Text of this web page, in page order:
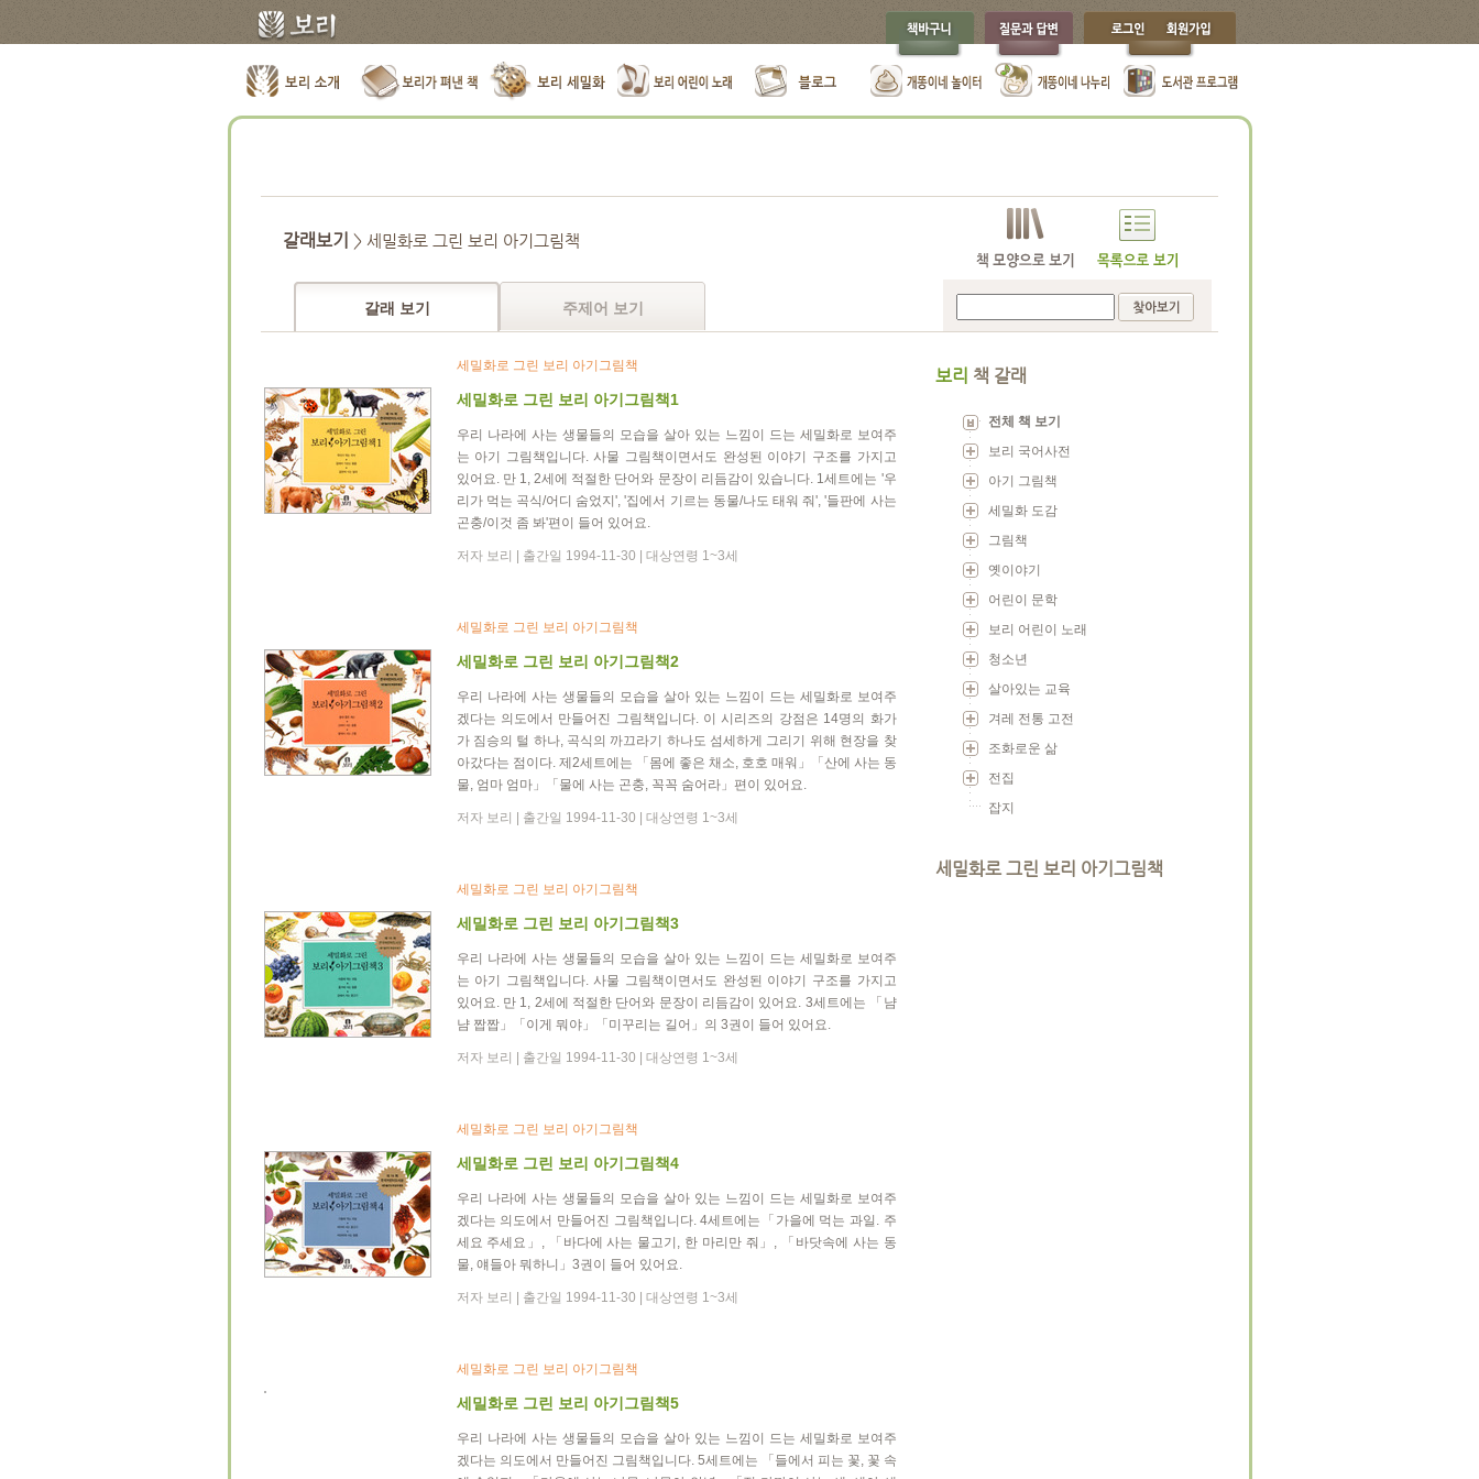
갈래보기 > 세밀화로 그린 보리 아기그림책
갈래 보기 주제어 보기
세밀화로 그린 보리 아기그림책
세밀화로 그린 보리 아기그림책1
우리 나라에 사는 생물들의 모습을 살아 있는 느낌이 드는 세밀화로 보여주
는 아기 그림책입니다. 사물 그림책이면서도 완성된 이야기 구조를 가지고
있어요. 만 1, 2세에 적절한 단어와 문장이 리듬감이 있습니다. 1세트에는 '우
리가 먹는 곡식/어디 숨었지', '집에서 기르는 동물/나도 태워 줘', '들판에 사는
곤충/이것 좀 봐'편이 들어 있어요.
저자 보리 | 출간일 1994-11-30 | 대상연령 1~3세
세밀화로 그린 보리 아기그림책
세밀화로 그린 보리 아기그림책2
우리 나라에 사는 생물들의 모습을 살아 있는 느낌이 드는 세밀화로 보여주
겠다는 의도에서 만들어진 그림책입니다. 이 시리즈의 강점은 14명의 화가
가 짐승의 털 하나, 곡식의 까끄라기 하나도 섬세하게 그리기 위해 현장을 찾
아갔다는 점이다. 제2세트에는 「몸에 좋은 채소, 호호 매워」「산에 사는 동
물, 엄마 엄마」「물에 사는 곤충, 꼭꼭 숨어라」편이 있어요.
저자 보리 | 출간일 1994-11-30 | 대상연령 1~3세
세밀화로 그린 보리 아기그림책
세밀화로 그린 보리 아기그림책3
우리 나라에 사는 생물들의 모습을 살아 있는 느낌이 드는 세밀화로 보여주
는 아기 그림책입니다. 사물 그림책이면서도 완성된 이야기 구조를 가지고
있어요. 만 1, 2세에 적절한 단어와 문장이 리듬감이 있어요. 3세트에는 「냠
냠 짭짭」「이게 뭐야」「미꾸리는 길어」의 3권이 들어 있어요.
저자 보리 | 출간일 1994-11-30 | 대상연령 1~3세
세밀화로 그린 보리 아기그림책
세밀화로 그린 보리 아기그림책4
우리 나라에 사는 생물들의 모습을 살아 있는 느낌이 드는 세밀화로 보여주
겠다는 의도에서 만들어진 그림책입니다. 4세트에는「가을에 먹는 과일. 주
세요 주세요」, 「바다에 사는 물고기, 한 마리만 줘」, 「바닷속에 사는 동
물, 얘들아 뭐하니」3권이 들어 있어요.
저자 보리 | 출간일 1994-11-30 | 대상연령 1~3세
세밀화로 그린 보리 아기그림책
세밀화로 그린 보리 아기그림책5
우리 나라에 사는 생물들의 모습을 살아 있는 느낌이 드는 세밀화로 보여주
겠다는 의도에서 만들어진 그림책입니다. 5세트에는 「들에서 피는 꽃, 꽃 속
보리 책 갈래
전체 책 보기
보리 국어사전
아기 그림책
세밀화 도감
그림책
옛이야기
어린이 문학
보리 어린이 노래
청소년
살아있는 교육
겨레 전통 고전
조화로운 삶
전집
잡지
세밀화로 그린 보리 아기그림책